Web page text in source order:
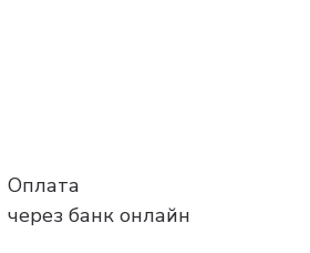
Оплата
через банк онлайн